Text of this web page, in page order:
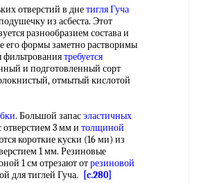
отверстий в днетигля Гуча
из асбеста. Этот
разнообразием состава и
его формы заметно растворимы
фильтрованиятребуется
и подготовленный сорт
отмытый кислотой
. Большой запасэластичных
отверстием 3 мм и толщиной
короткие куски (16 ми) из
1 мм. Резиновые
1 см отрезают отрезиновой
для тиглей Гуча.
[c.280]